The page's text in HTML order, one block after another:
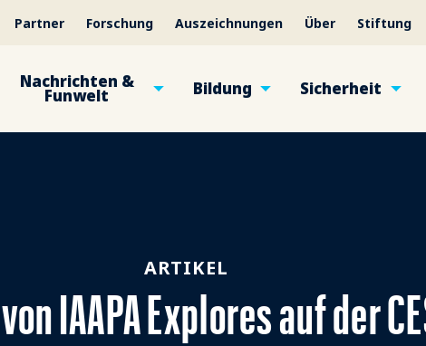
Partner Forschung Auszeichnungen Über Stiftung
Nachrichten &
Funwelt Bildung Sicherheit
ARTIKEL
IAAPA Explores auf der